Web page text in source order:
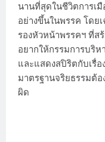
นานที่สุดในชีวิตการเ
อย่างขึ้นในพรรค โด
รองหัวหน้าพรรคฯ ที่ส
อยากให้กรรมการบริ
และแสดงสปิริตกับเรื่อ
มาตรฐานจริยธรรมต้
ผิด